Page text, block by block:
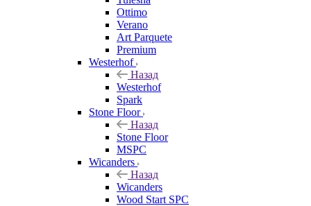
Ottimo
Verano
Art Parquete
Premium
Westerhof
Назад
Westerhof
Spark
Stone Floor
Назад
Stone Floor
MSPC
Wicanders
Назад
Wicanders
Wood Start SPC